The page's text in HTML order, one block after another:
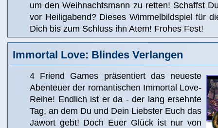
um den Weihnachtsmann zu retten! Schaffst
vor Heiligabend? Dieses Wimmelbildspiel für
Dich bis zum Schluss ihn Atem! Frohes Fest!
Immortal Love: Blindes Verlangen
4 Friend Games präsentiert das neueste
Abenteuer der romantischen Immortal Love-
Reihe! Endlich ist er da - der lang ersehnte
Tag, an dem Du und Dein Liebster Euch das
Jawort gebt! Doch Euer Glück ist nur von